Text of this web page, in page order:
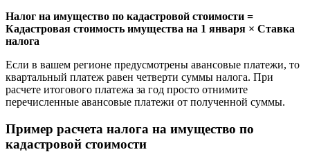
Налог на имущество по кадастровой стоимости =
Кадастровая стоимость имущества на 1 января × Ставка
налога
Если в вашем регионе предусмотрены авансовые платежи, то
квартальный платеж равен четверти суммы налога. При
расчете итогового платежа за год просто отнимите
перечисленные авансовые платежи от полученной суммы.
Пример расчета налога на имущество по
кадастровой стоимости